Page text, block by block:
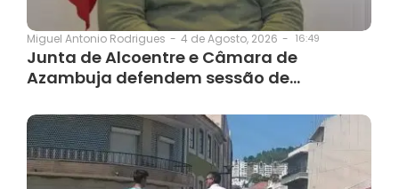
Miguel Antonio Rodrigues - 4 de Agosto, 2026 - 16:49
Junta de Alcoentre e Câmara de
Azambuja defendem sessão de…